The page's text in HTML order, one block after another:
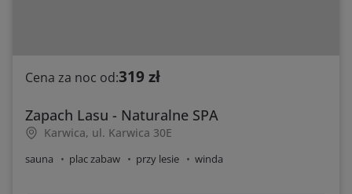
Cena za noc od:319 zł
Zapach Lasu - Naturalne SPA
Karwica, ul. Karwica 30E
sauna plac zabaw przy lesie winda